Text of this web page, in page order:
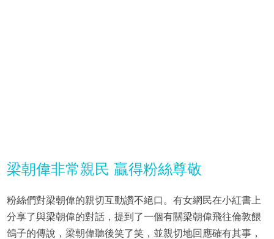
梁朝偉非常親民 贏得粉絲尊敬
粉絲們對梁朝偉的親切互動讚不絕口。有女網民在小紅書上
分享了與梁朝偉的對話，提到了一個有關梁朝偉飛往倫敦餵
鴿子的傳說，梁朝偉聽後笑了笑，並親切地回應確有其事，